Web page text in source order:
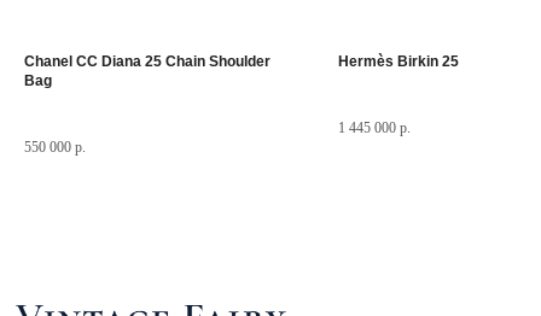
Chanel CC Diana 25 Chain Shoulder
Bag
550 000 р.
Hermès Birkin 25
1 445 000 р.
Слово основателя